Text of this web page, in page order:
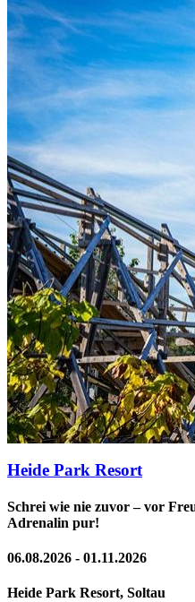
Heide Park Resort
Schrei wie nie zuvor – vor
Adrenalin pur!
06.08.2026 - 01.11.2026
Heide Park Resort, Soltau